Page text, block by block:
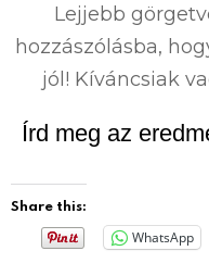
Lejjebb
hozzászólásba,
jól! Kíváncsiak
Írd meg az
Share this:
WhatsApp